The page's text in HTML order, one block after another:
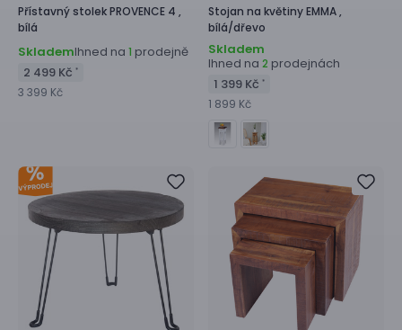
Přístavný stolekPROVENCE 4 ,
bílá
SklademIhned na 1 prodejně
2 499 Kč *
3 399 Kč
Stojan na květinyEMMA ,
bílá/dřevo
Skladem
Ihned na 2 prodejnách
1 399 Kč *
1 899 Kč